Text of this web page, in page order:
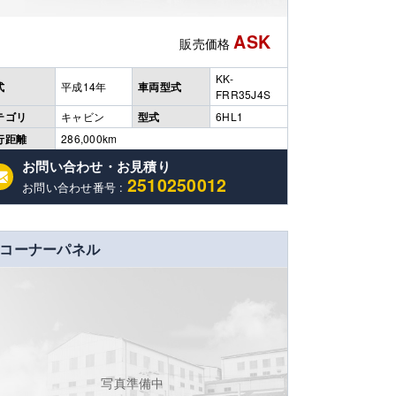
付・交換手数料等は含まれておりません。 その他、在庫多数有ります 是非、
など使用感はありますのでご了承ください。 ※販売価格には送料、取付・交
販売価格 ASK
平成14年 車両型式
KK-
FRR35J4S
ゴリ キャビン 型式 6HL1
距離 286,000km
お問い合わせ・お見積り
お問い合わせ番号 : 2510250012
ーナーパネル
写真準備中